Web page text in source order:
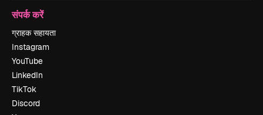
संपर्क करें
ग्राहक सहायता
Instagram
YouTube
LinkedIn
TikTok
Discord